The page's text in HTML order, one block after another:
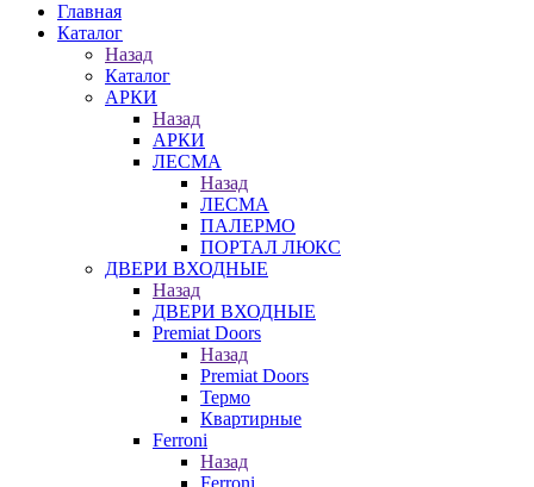
Главная
Каталог
Назад
Каталог
АРКИ
Назад
АРКИ
ЛЕСМА
Назад
ЛЕСМА
ПАЛЕРМО
ПОРТАЛ ЛЮКС
ДВЕРИ ВХОДНЫЕ
Назад
ДВЕРИ ВХОДНЫЕ
Premiat Doors
Назад
Premiat Doors
Термо
Квартирные
Ferroni
Назад
Ferroni